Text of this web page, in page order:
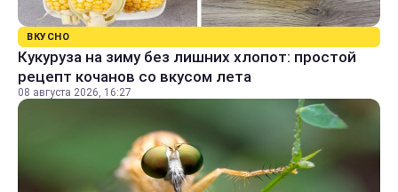
ВКУСНО
Кукуруза на зиму без лишних хлопот: простой
рецепт кочанов со вкусом лета
08 августа 2026, 16:27